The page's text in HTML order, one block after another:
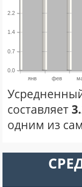
янв фев
0.0
0.7
1.4
2.2
составляет
одним из